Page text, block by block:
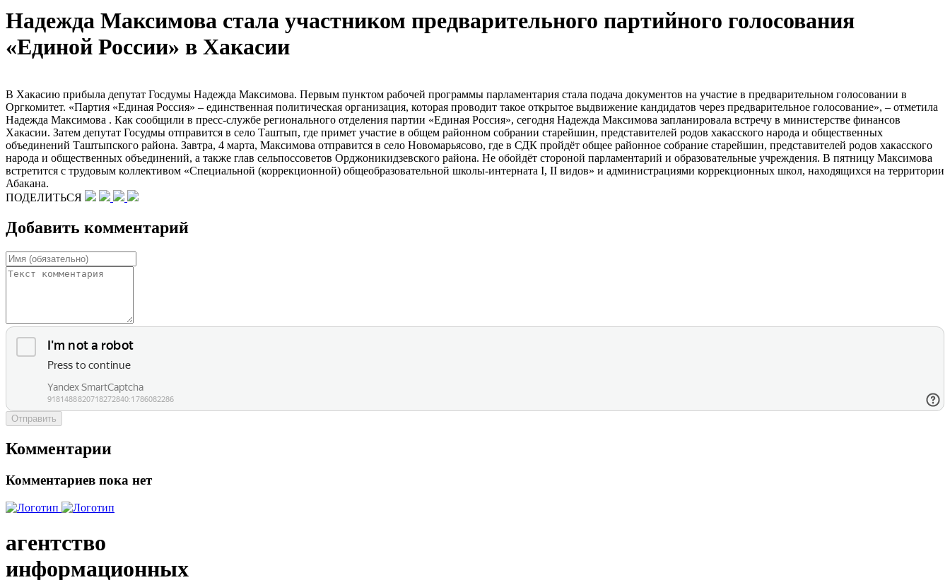
Надежда Максимова стала участником предварительного партийного голосования
«Единой России» в Хакасии
В Хакасию прибыла депутат Госдумы Надежда Максимова. Первым пунктом рабочей программы парламентария стала подача документов на участие в предварительном голосовании в
Оргкомитет. «Партия «Единая Россия» – единственная политическая организация, которая проводит такое открытое выдвижение кандидатов через предварительное голосование», – отметила
Надежда Максимова . Как сообщили в пресс-службе регионального отделения партии «Единая Россия», сегодня Надежда Максимова запланировала встречу в министерстве финансов
Хакасии. Затем депутат Госудмы отправится в село Таштып, где примет участие в общем районном собрании старейшин, представителей родов хакасского народа и общественных
объединений Таштыпского района. Завтра, 4 марта, Максимова отправится в село Новомарьясово, где в СДК пройдёт общее районное собрание старейшин, представителей родов хакасского
народа и общественных объединений, а также глав сельпоссоветов Орджоникидзевского района. Не обойдёт стороной парламентарий и образовательные учреждения. В пятницу Максимова
встретится с трудовым коллективом «Специальной (коррекционной) общеобразовательной школы-интерната I, II видов» и администрациями коррекционных школ, находящихся на территории
Абакана.
ПОДЕЛИТЬСЯ
Добавить комментарий
Отправить
Комментарии
Комментариев пока нет
агентство
информационных